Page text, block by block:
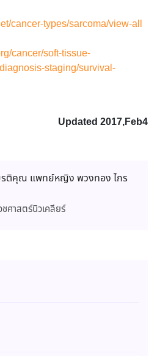
cancer-types/sarcoma/view-all
cancer/soft-tissue-
staging/survival-
Updated 2017,Feb4
รติคุณ แพทย์หญิง พวงทอง ไกร
ชศาสตร์นิวเคลียร์